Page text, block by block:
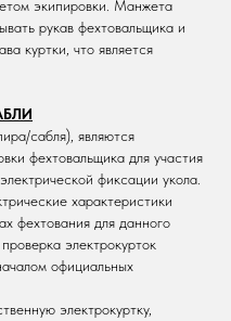
экипировки. Манжета
рукав фехтовальщика и
куртки, что является
сабля), являются
фехтовальщика для участия
фиксации укола.
характеристики
фехтования для данного
электрокурток
официальных
электрокуртку,